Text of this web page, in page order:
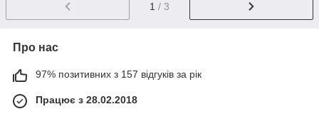
1 / 3
Про нас
97% позитивних з 157 відгуків за рік
Працює з 28.02.2018